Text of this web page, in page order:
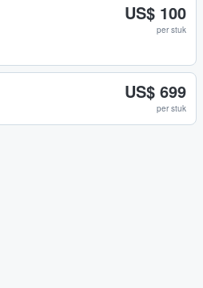
US$ 100
per stuk
US$ 699
per stuk